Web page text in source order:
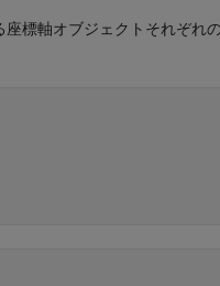
標軸オブジェクトそれぞれ